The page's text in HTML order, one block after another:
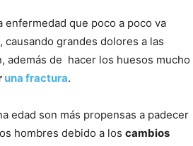
enfermedad que poco a poco va
grandes dolores a las
además de hacer los huesos mucho
una fractura.
edad son más propensas a padecer
hombres debido a los cambios